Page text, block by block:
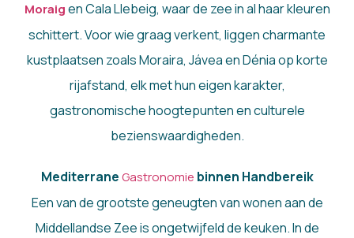
Moraigen Cala Llebeig, waar de zee in al haar kleuren
schittert. Voor wie graag verkent, liggen charmante
kustplaatsen zoals Moraira, Jávea en Dénia op korte
rijafstand, elk met hun eigen karakter,
gastronomische hoogtepunten en culturele
bezienswaardigheden.
MediterraneGastronomie binnen Handbereik
Een van de grootste geneugten van wonen aan de
Middellandse Zee is ongetwijfeld de keuken. In de